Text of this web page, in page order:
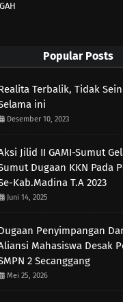
Popular Posts
Terbalik, Tidak
ini
Desember 10, 2023
Jilid II GAMI-Sumut
Dugaan KKN Pada
Kab.Madina T.A 2023
Juni 14, 2025
Penyimpangan
Mahasiswa Desak
2 Secanggang
Mei 25, 2026